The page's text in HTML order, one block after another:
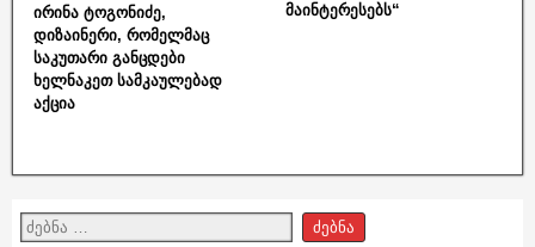
ირინა ტოგონიძე,
დიზაინერი, რომელმაც
საკუთარი განცდები
ხელნაკეთ სამკაულებად
აქცია
მაინტერესებს“